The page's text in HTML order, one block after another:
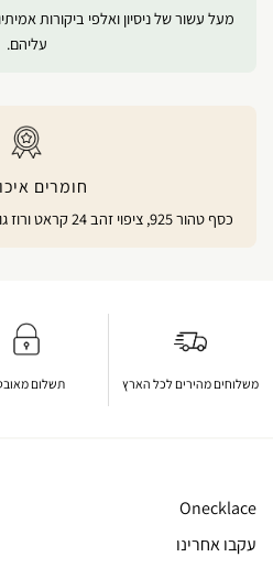
מעל עשור של ניסיון ואלפי ביקורות
עליהם.
חומרים
כסף טהור 925, ציפוי זהב 24 קראט ורוז גולד לשמירה על ברק לאורך זמן.
משלוחים מהירים לכל הארץ תשלום
Onecklace
עקבו אחרינו